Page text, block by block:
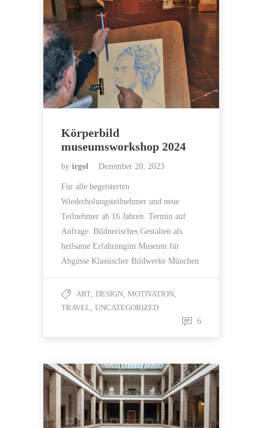
Körperbild
museumsworkshop 2024
by irgol Dezember 20, 2023
Für alle begeisterten
Wiederholungsteilnehmer und neue
Teilnehmer ab 16 Jahren. Termin auf
Anfrage. Bildnerisches Gestalten als
heilsame Erfahrungim Museum für
Abgüsse Klassischer Bildwerke München
ART, DESIGN, MOTIVATION,
TRAVEL, UNCATEGORIZED
6